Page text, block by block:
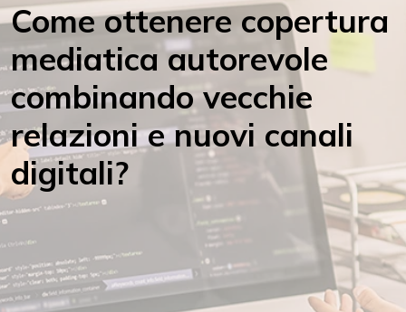
Come ottenere copertura
mediatica autorevole
combinando vecchie
relazioni e nuovi canali
digitali?